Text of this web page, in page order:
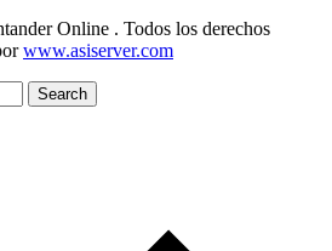
Online . Todos los derechos
www.asiserver.com
Search